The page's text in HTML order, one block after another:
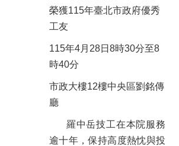
榮獲115年臺北市政府優秀
工友
115年4月28日8時30分至8
時40分
市政大樓12樓中央區劉銘傳
廳
羅中岳技工在本院服務
逾十年，保持高度熱忱與投